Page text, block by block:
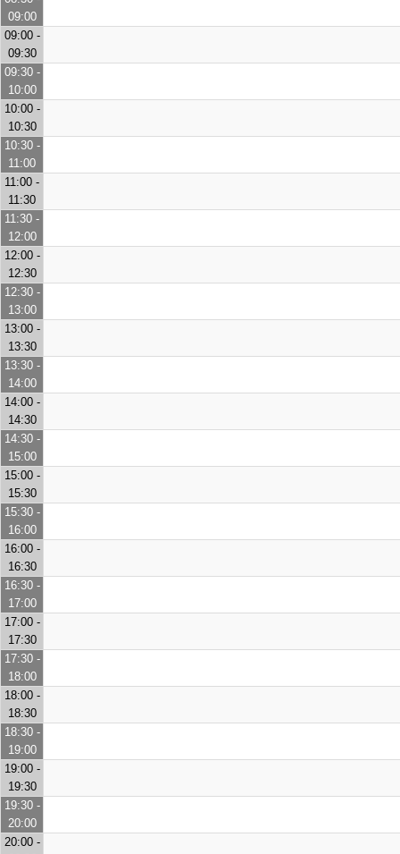
09:00
09:00 -
09:30
09:30 -
10:00
10:00 -
10:30
10:30 -
11:00
11:00 -
11:30
11:30 -
12:00
12:00 -
12:30
12:30 -
13:00
13:00 -
13:30
13:30 -
14:00
14:00 -
14:30
14:30 -
15:00
15:00 -
15:30
15:30 -
16:00
16:00 -
16:30
16:30 -
17:00
17:00 -
17:30
17:30 -
18:00
18:00 -
18:30
18:30 -
19:00
19:00 -
19:30
19:30 -
20:00
20:00 -